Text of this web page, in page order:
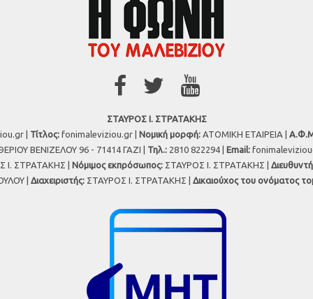
ΣΤΑΥΡΟΣ Ι. ΣΤΡΑΤΑΚΗΣ
| Τίτλος: fonimaleviziou.gr | Νομική μορφή: ΑΤΟΜΙΚΗ ΕΤΑΙΡΕΙΑ |
ΒΕΝΙΖΕΛΟΥ 96 - 71414 ΓΑΖΙ | Τηλ.: 2810 822294 | Εmail:
Ι. ΣΤΡΑΤΑΚΗΣ | Νόμιμος εκπρόσωπος: ΣΤΑΥΡΟΣ Ι. ΣΤΡΑΤΑΚΗΣ |
| Διαχειριστής: ΣΤΑΥΡΟΣ Ι. ΣΤΡΑΤΑΚΗΣ | Δικαιούχος του ονόματος